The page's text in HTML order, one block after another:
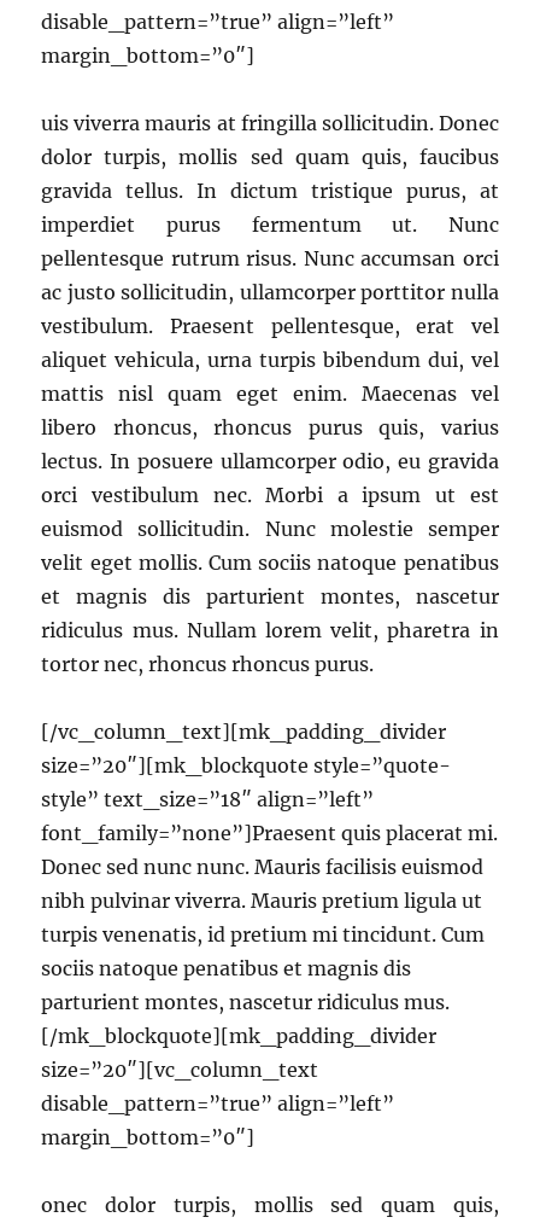
disable_pattern=”true” align=”left”
margin_bottom=”0″]
uis viverra mauris at fringilla sollicitudin. Donec
dolor turpis, mollis sed quam quis, faucibus
gravida tellus. In dictum tristique purus, at
imperdiet purus fermentum ut. Nunc
pellentesque rutrum risus. Nunc accumsan orci
ac justo sollicitudin, ullamcorper porttitor nulla
vestibulum. Praesent pellentesque, erat vel
aliquet vehicula, urna turpis bibendum dui, vel
mattis nisl quam eget enim. Maecenas vel
libero rhoncus, rhoncus purus quis, varius
lectus. In posuere ullamcorper odio, eu gravida
orci vestibulum nec. Morbi a ipsum ut est
euismod sollicitudin. Nunc molestie semper
velit eget mollis. Cum sociis natoque penatibus
et magnis dis parturient montes, nascetur
ridiculus mus. Nullam lorem velit, pharetra in
tortor nec, rhoncus rhoncus purus.
[/vc_column_text][mk_padding_divider
size=”20″][mk_blockquote style=”quote-
style” text_size=”18″ align=”left”
font_family=”none”]Praesent quis placerat mi.
Donec sed nunc nunc. Mauris facilisis euismod
nibh pulvinar viverra. Mauris pretium ligula ut
turpis venenatis, id pretium mi tincidunt. Cum
sociis natoque penatibus et magnis dis
parturient montes, nascetur ridiculus mus.
[/mk_blockquote][mk_padding_divider
size=”20″][vc_column_text
disable_pattern=”true” align=”left”
margin_bottom=”0″]
onec dolor turpis, mollis sed quam quis,